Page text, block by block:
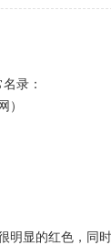
录：
）
明显的红色，同